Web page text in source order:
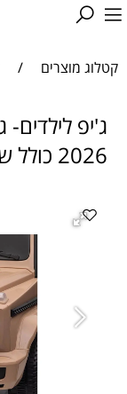
קטלוג מוצרים /
2026 כולל שלט הורים